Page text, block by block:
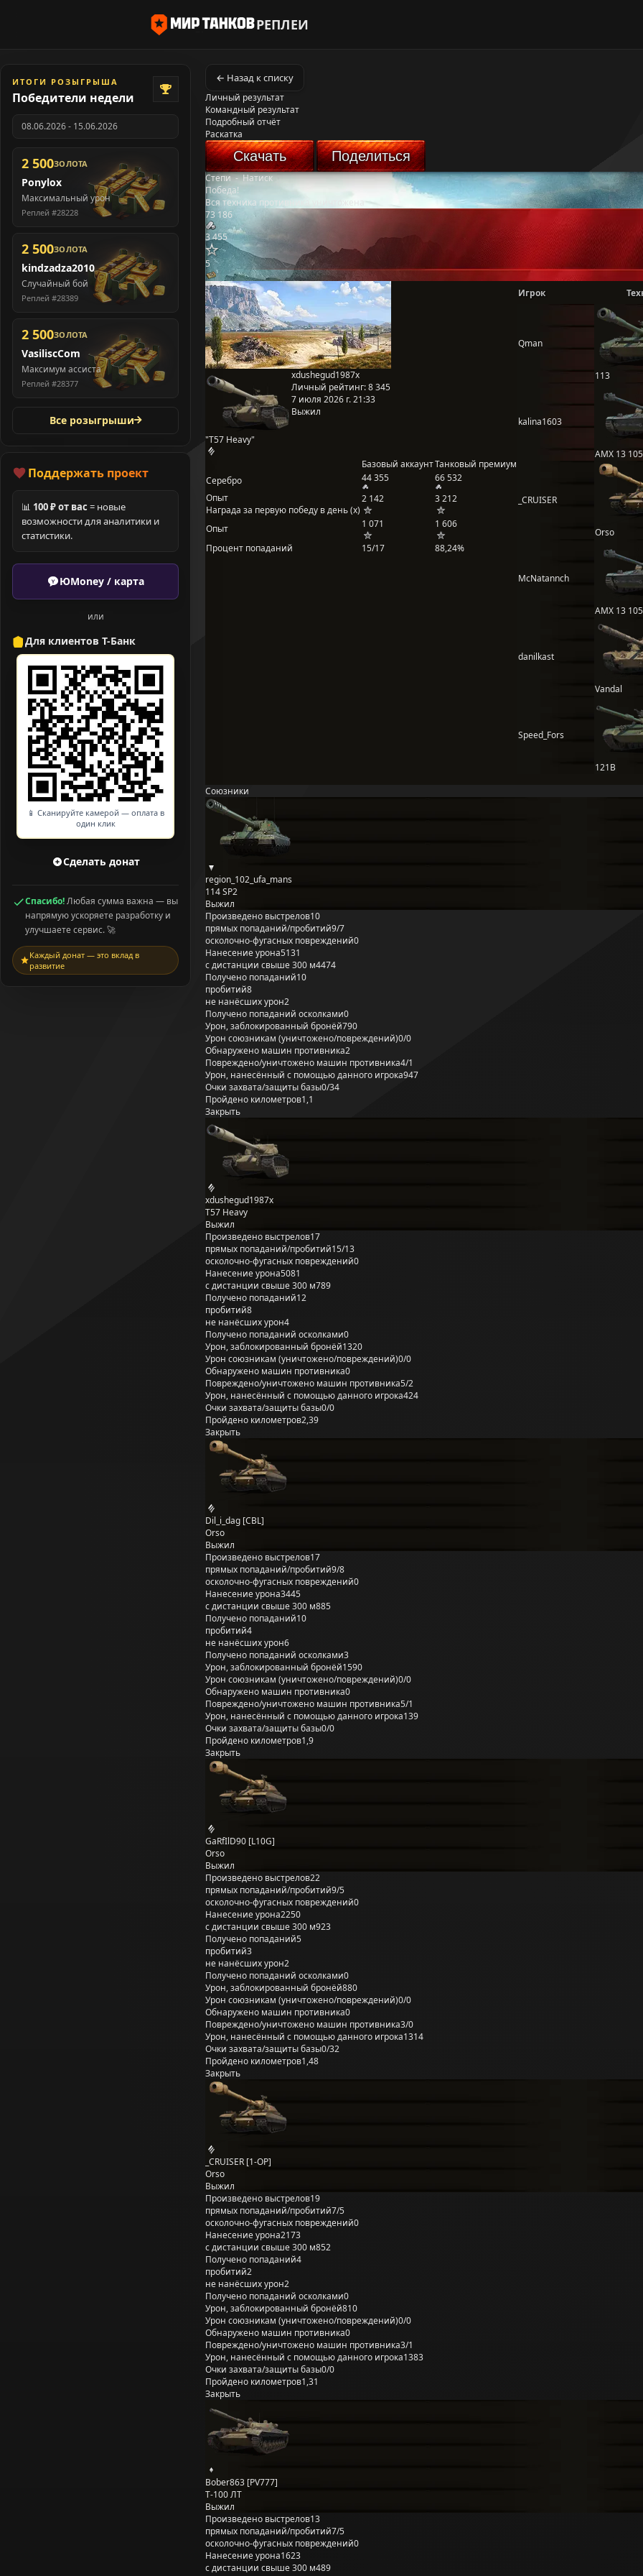
РЕПЛЕИ
ИТОГИ РОЗЫГРЫША
Победители недели
08.06.2026 - 15.06.2026
2 500ЗОЛОТА
Ponylox
Максимальный урон
Реплей #28228
2 500ЗОЛОТА
kindzadza2010
Случайный бой
Реплей #28389
2 500ЗОЛОТА
VasiliscCom
Максимум ассиста
Реплей #28377
Все розыгрыши
Поддержать проект
📊 100 ₽ от вас = новые
возможности для аналитики и
статистики.
ЮMoney / карта
или
Для клиентов Т-Банк
📱 Сканируйте камерой — оплата в
один клик
Сделать донат
Спасибо!Любая сумма важна — вы
напрямую ускоряете разработку и
улучшаете сервис. 🚀
Каждый донат — это вклад в
развитие
← Назад к списку
Личный результат
Командный результат
Подробный отчёт
Раскатка
Скачать Поделиться
Степи-Натиск
Победа!
Вся техника противника уничтожена
73 186
3 455
5
"T57 Heavy"
xdushegud1987x
Личный рейтинг:8 345
7 июля 2026 г. 21:33
Выжил
Базовый аккаунтТанковый премиум
Серебро
44 355
66 532
Опыт
Награда за первую победу в день (x)
2 142 3 212
Опыт 1 071
1 606
Процент попаданий
15/17 88,24%
Игрок
Qman
113
kalina1603
AMX 13 105
_CRUISER
Orso
McNatannch
AMX 13 105
danilkast
Vandal
Speed_Fors
121B
Союзники
region_102_ufa_mans
114 SP2
Выжил
Произведено выстрелов10
прямых попаданий/пробитий9/7
осколочно-фугасных повреждений0
Нанесение урона5131
с дистанции свыше 300 м4474
Получено попаданий10
пробитий8
не нанёсших урон2
Получено попаданий осколками0
Урон, заблокированный бронёй790
Урон союзникам (уничтожено/повреждений)0/0
Обнаружено машин противника2
Повреждено/уничтожено машин противника4/1
Урон, нанесённый с помощью данного игрока947
Очки захвата/защиты базы0/34
Пройдено километров1,1
Закрыть
xdushegud1987x
T57 Heavy
Выжил
Произведено выстрелов17
прямых попаданий/пробитий15/13
осколочно-фугасных повреждений0
Нанесение урона5081
с дистанции свыше 300 м789
Получено попаданий12
пробитий8
не нанёсших урон4
Получено попаданий осколками0
Урон, заблокированный бронёй1320
Урон союзникам (уничтожено/повреждений)0/0
Обнаружено машин противника0
Повреждено/уничтожено машин противника5/2
Урон, нанесённый с помощью данного игрока424
Очки захвата/защиты базы0/0
Пройдено километров2,39
Закрыть
Dil_i_dag [CBL]
Orso
Выжил
Произведено выстрелов17
прямых попаданий/пробитий9/8
осколочно-фугасных повреждений0
Нанесение урона3445
с дистанции свыше 300 м885
Получено попаданий10
пробитий4
не нанёсших урон6
Получено попаданий осколками3
Урон, заблокированный бронёй1590
Урон союзникам (уничтожено/повреждений)0/0
Обнаружено машин противника0
Повреждено/уничтожено машин противника5/1
Урон, нанесённый с помощью данного игрока139
Очки захвата/защиты базы0/0
Пройдено километров1,9
Закрыть
GaRfIlD90 [L10G]
Orso
Выжил
Произведено выстрелов22
прямых попаданий/пробитий9/5
осколочно-фугасных повреждений0
Нанесение урона2250
с дистанции свыше 300 м923
Получено попаданий5
пробитий3
не нанёсших урон2
Получено попаданий осколками0
Урон, заблокированный бронёй880
Урон союзникам (уничтожено/повреждений)0/0
Обнаружено машин противника0
Повреждено/уничтожено машин противника3/0
Урон, нанесённый с помощью данного игрока1314
Очки захвата/защиты базы0/32
Пройдено километров1,48
Закрыть
_CRUISER [1-OP]
Orso
Выжил
Произведено выстрелов19
прямых попаданий/пробитий7/5
осколочно-фугасных повреждений0
Нанесение урона2173
с дистанции свыше 300 м852
Получено попаданий4
пробитий2
не нанёсших урон2
Получено попаданий осколками0
Урон, заблокированный бронёй810
Урон союзникам (уничтожено/повреждений)0/0
Обнаружено машин противника0
Повреждено/уничтожено машин противника3/1
Урон, нанесённый с помощью данного игрока1383
Очки захвата/защиты базы0/0
Пройдено километров1,31
Закрыть
Bober863 [PV777]
Т-100 ЛТ
Выжил
Произведено выстрелов13
прямых попаданий/пробитий7/5
осколочно-фугасных повреждений0
Нанесение урона1623
с дистанции свыше 300 м489